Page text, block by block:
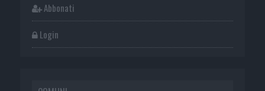
Abbonati
Login